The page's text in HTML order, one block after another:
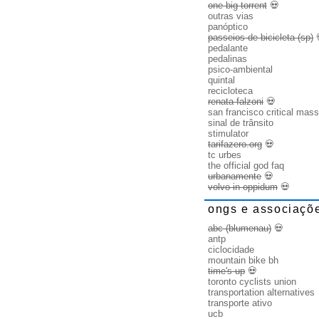
one big torrent 💀
outras vias
panóptico
passeios de bicicleta (sp)
pedalante
pedalinas
psico-ambiental
quintal
recicloteca
renata falzoni 💀
san francisco critical mass
sinal de trânsito
stimulator
tarifazero.org 💀
tc urbes
the official god faq
urbanamente 💀
volvo in oppidum 💀
ongs e
abc (blumenau) 💀
antp
ciclocidade
mountain bike bh
time's up 💀
toronto cyclists union
transportation alternatives
transporte ativo
ucb